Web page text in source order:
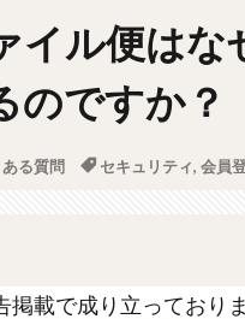
イル便はな
のですか？
ある質問 セキュリティ, 会員
掲載で成り立っておりま